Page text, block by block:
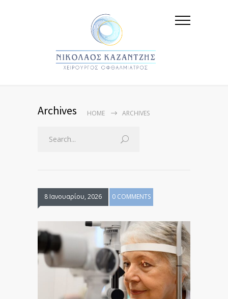
Archives HOME ARCHIVES
8 Ιανουαρίου, 2026 0 COMMENTS